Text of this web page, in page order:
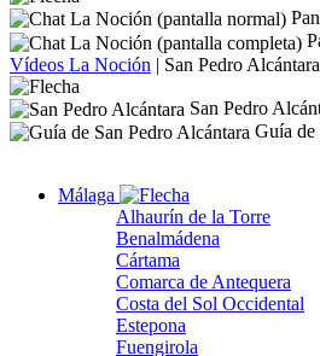
Vídeos La Noción | San Pedro Alcántara
San Pedro
Guía de
Málaga
Alhaurín de la Torre
Benalmádena
Cártama
Comarca de Antequera
Costa del Sol Occidental
Estepona
Fuengirola